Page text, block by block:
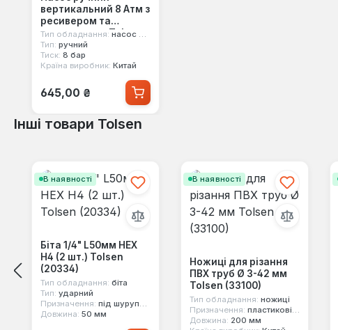
вертикальний 8 Атм з
ресивером та
манометром Tolsen
(65505)
Тип обладнання: насос ручний
Тип: ручний
Тиск: 8 бар
Країна виробник: Китай
Звичайна ціна:
645,00 ₴
Інші товари Tolsen
В наявності
Біта 1/4" L50мм HEX
Н4 (2 шт.) Tolsen
(20334)
Тип обладнання: біта
Тип: ударний
Призначення: під шуруповерт, під ручний інструмент
Довжина: 50 мм
В наявності
Ножиці для різання
ПВХ труб Ø 3-42 мм
Tolsen (33100)
Тип обладнання: ножиці
Призначення: пластикові труби
Довжина: 200 мм